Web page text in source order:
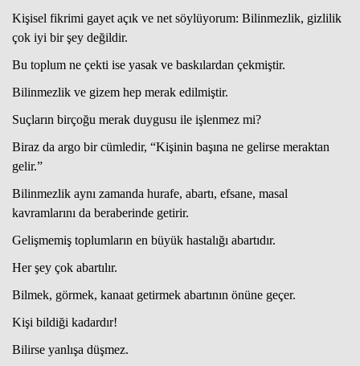
Kişisel fikrimi gayet açık ve net söylüyorum: Bilinmezlik, gizlilik
çok iyi bir şey değildir.
Bu toplum ne çekti ise yasak ve baskılardan çekmiştir.
Bilinmezlik ve gizem hep merak edilmiştir.
Suçların birçoğu merak duygusu ile işlenmez mi?
Biraz da argo bir cümledir, “Kişinin başına ne gelirse meraktan
gelir.”
Bilinmezlik aynı zamanda hurafe, abartı, efsane, masal
kavramlarını da beraberinde getirir.
Gelişmemiş toplumların en büyük hastalığı abartıdır.
Her şey çok abartılır.
Bilmek, görmek, kanaat getirmek abartının önüne geçer.
Kişi bildiği kadardır!
Bilirse yanlışa düşmez.